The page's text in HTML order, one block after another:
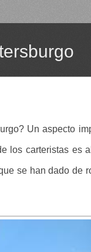
Un aspecto
los carteristas es
se han dado de